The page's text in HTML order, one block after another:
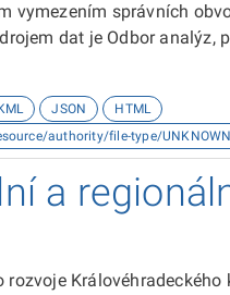
vymezením správních
dat je Odbor analýz,
JSON
HTML
authority/file-type/UNKNOWN
a
Královéhradeckého